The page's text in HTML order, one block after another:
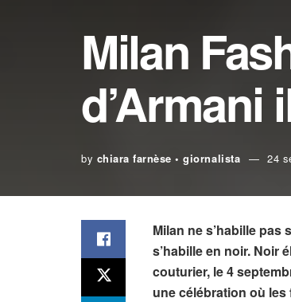
Milan
d’Armani
by chiara farnèse • giornalista 24
Milan ne s’habille pas
s’habille en noir. Noir
couturier, le 4
une célébration où